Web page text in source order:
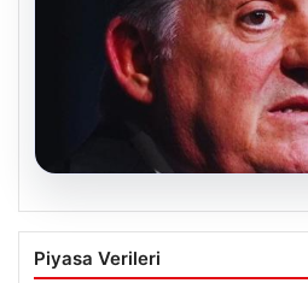
05.08.2026
Serdal Adalı’dan
‘Biz İstemedik, İstesek
Piyasa Verileri